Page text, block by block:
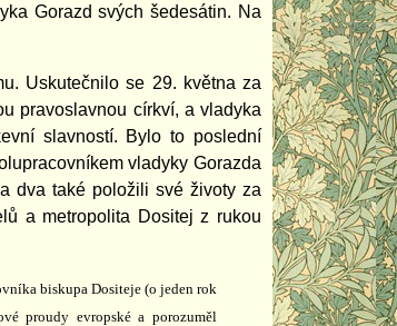
Gorazd svých šedesátin. Na
Uskutečnilo se 29. května za
pravoslavnou církví, a vladyka
slavností. Bylo to poslední
vladyky Gorazda
dva také položili své životy za
a metropolita Dositej z rukou
biskupa Dositeje (o jeden rok
proudy evropské a porozuměl